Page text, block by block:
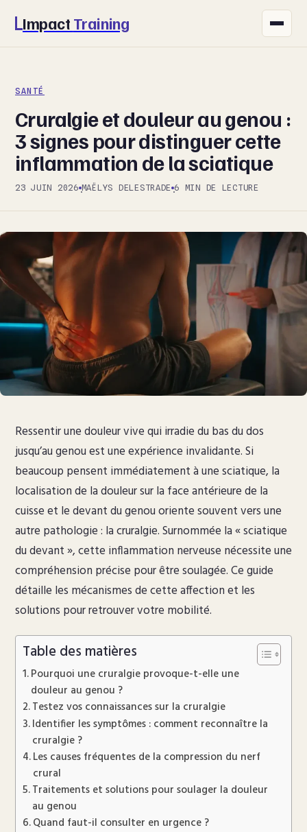
Impact Training
NUTRITION
SANTÉ
SPORT
SANTÉ
Cruralgie et douleur au genou :
3 signes pour distinguer cette
inflammation de la sciatique
23 JUIN 2026·MAËLYS DELESTRADE·6 MIN DE LECTURE
Ressentir une douleur vive qui irradie du bas du dos
jusqu’au genou est une expérience invalidante. Si
beaucoup pensent immédiatement à une sciatique, la
localisation de la douleur sur la face antérieure de la
cuisse et le devant du genou oriente souvent vers une
autre pathologie : la cruralgie. Surnommée la « sciatique
du devant », cette inflammation nerveuse nécessite une
compréhension précise pour être soulagée. Ce guide
détaille les mécanismes de cette affection et les
solutions pour retrouver votre mobilité.
Table des matières
Pourquoi une cruralgie provoque-t-elle une
douleur au genou ?
Testez vos connaissances sur la cruralgie
Identifier les symptômes : comment reconnaître la
cruralgie ?
Les causes fréquentes de la compression du nerf
crural
Traitements et solutions pour soulager la douleur
au genou
Quand faut-il consulter en urgence ?